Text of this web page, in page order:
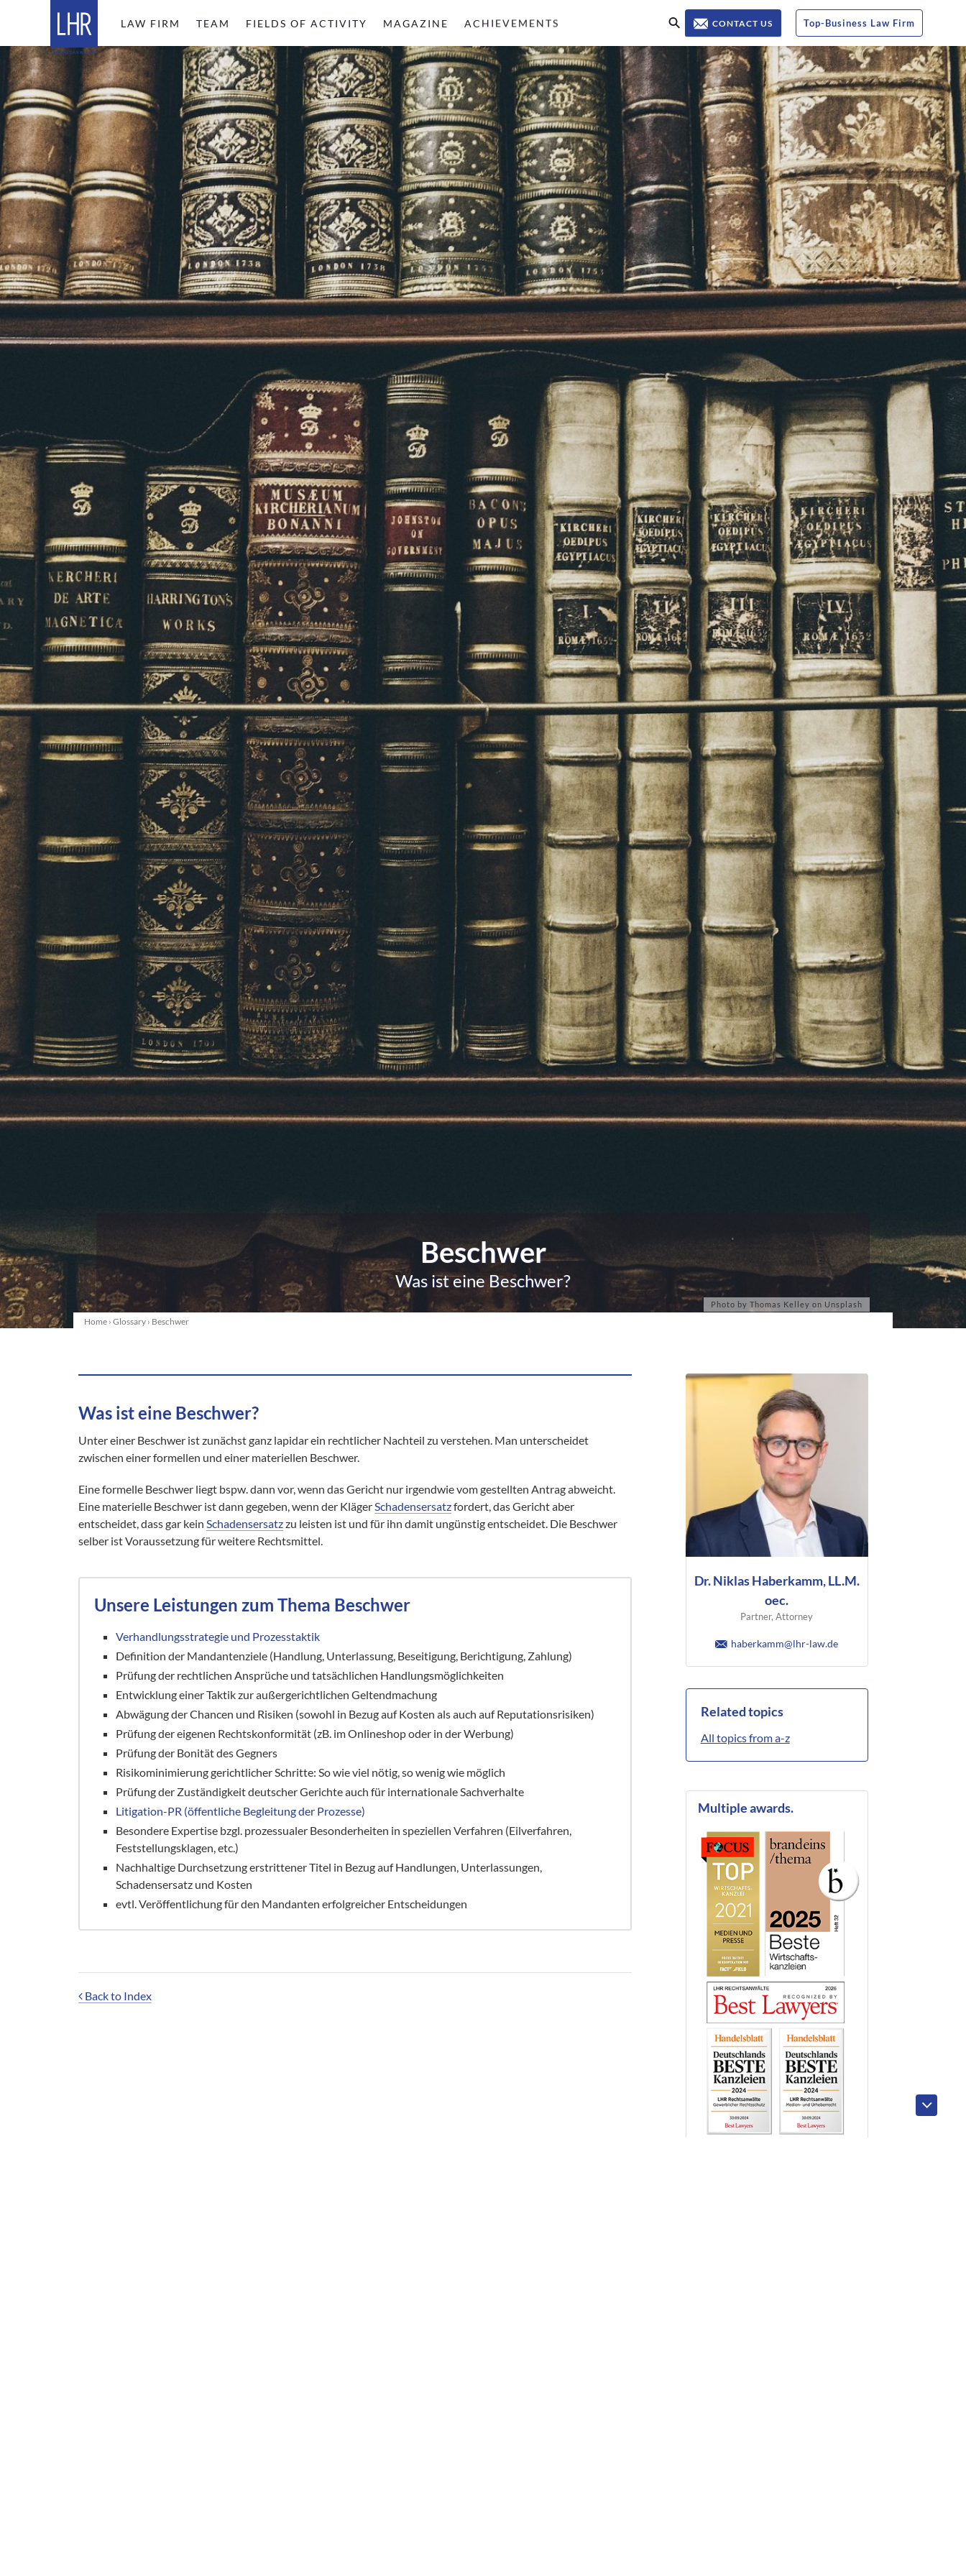
Top-Business Law Firm
CONTACT US
LAW FIRM TEAM FIELDS OF ACTIVITY MAGAZINE ACHIEVEMENTS
Beschwer
Was ist eine Beschwer?
Home › Glossary › Beschwer
Was ist eine Beschwer?
Unter einer Beschwer ist zunächst ganz lapidar ein rechtlicher Nachteil zu verstehen. Man unterscheidet
zwischen einer formellen und einer materiellen Beschwer.
Eine formelle Beschwer liegt bspw. dann vor, wenn das Gericht nur irgendwie vom gestellten Antrag abweicht.
Eine materielle Beschwer ist dann gegeben, wenn der KlägerSchadensersatzfordert, das Gericht aber
entscheidet, dass gar kein Schadensersatzzu leisten ist und für ihn damit ungünstig entscheidet. Die Beschwer
selber ist Voraussetzung für weitere Rechtsmittel.
Unsere Leistungen zum Thema Beschwer
Verhandlungsstrategie und Prozesstaktik
Definition der Mandantenziele (Handlung, Unterlassung, Beseitigung, Berichtigung, Zahlung)
Prüfung der rechtlichen Ansprüche und tatsächlichen Handlungsmöglichkeiten
Entwicklung einer Taktik zur außergerichtlichen Geltendmachung
Abwägung der Chancen und Risiken (sowohl in Bezug auf Kosten als auch auf Reputationsrisiken)
Prüfung der eigenen Rechtskonformität (zB. im Onlineshop oder in der Werbung)
Prüfung der Bonität des Gegners
Risikominimierung gerichtlicher Schritte: So wie viel nötig, so wenig wie möglich
Prüfung der Zuständigkeit deutscher Gerichte auch für internationale Sachverhalte
Litigation-PR (öffentliche Begleitung der Prozesse)
Besondere Expertise bzgl. prozessualer Besonderheiten in speziellen Verfahren (Eilverfahren,
Feststellungsklagen, etc.)
Nachhaltige Durchsetzung erstrittener Titel in Bezug auf Handlungen, Unterlassungen,
Schadensersatz und Kosten
evtl. Veröffentlichung für den Mandanten erfolgreicher Entscheidungen
Back to Index
Dr. Niklas Haberkamm, LL.M.
oec.
Partner, Attorney
haberkamm@lhr-law.de
Related topics
All topics from a-z
Multiple awards.